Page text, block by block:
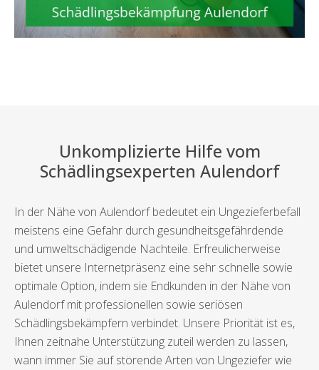
Unkomplizierte Hilfe vom
Schädlingsexperten Aulendorf
In der Nähe von Aulendorf bedeutet ein Ungezieferbefall
meistens eine Gefahr durch gesundheitsgefährdende
und umweltschädigende Nachteile. Erfreulicherweise
bietet unsere Internetpräsenz eine sehr schnelle sowie
optimale Option, indem sie Endkunden in der Nähe von
Aulendorf mit professionellen sowie seriösen
Schädlingsbekämpfern verbindet. Unsere Priorität ist es,
Ihnen zeitnahe Unterstützung zuteil werden zu lassen,
wann immer Sie auf störende Arten von Ungeziefer wie